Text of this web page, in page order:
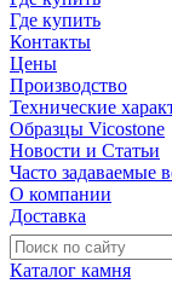
Где купить
Контакты
Цены
Производство
Технические
Образцы Vicostone
Новости и Статьи
Часто задаваемые
О компании
Доставка
Каталог камня